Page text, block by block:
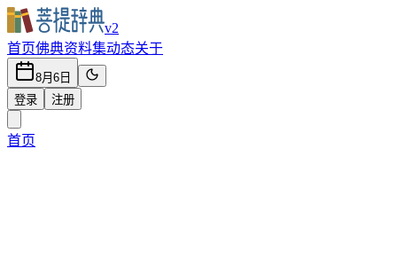
v2
首页佛典资料集动态关于
8月6日
登录
注册
首页